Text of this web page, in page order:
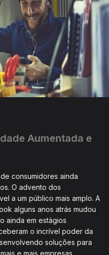
Aumentada e
consumidores ainda
O advento dos
a um público mais amplo. A
alguns anos atrás mudou
ainda em estágios
o incrível poder da
soluções para
e mais empresas,